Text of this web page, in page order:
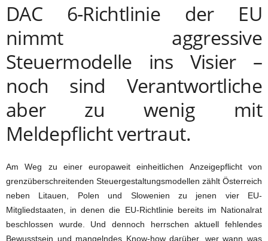
DAC 6-Richtlinie der EU
nimmt aggressive
Steuermodelle ins Visier –
noch sind Verantwortliche
aber zu wenig mit
Meldepflicht vertraut.
Am Weg zu einer europaweit einheitlichen Anzeigepflicht von
grenzüberschreitenden Steuergestaltungsmodellen zählt Österreich
neben Litauen, Polen und Slowenien zu jenen vier EU-
Mitgliedstaaten, in denen die EU-Richtlinie bereits im Nationalrat
beschlossen wurde. Und dennoch herrschen aktuell fehlendes
Bewusstsein und mangelndes Know-how darüber, wer wann was